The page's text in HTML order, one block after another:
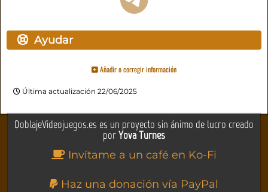
Ayudar
Añadir o corregir información
Última actualización 22/06/2025
DoblajeVideojuegos.es es un proyecto sin ánimo de lucro creado
porYova Turnes
Invítame a un café en Ko-Fi
Haz una donación vía PayPal